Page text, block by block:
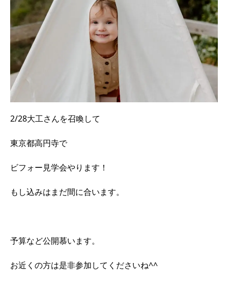
2/28大工さんを召喚して
東京都高円寺で
ビフォー見学会やります！
もし込みはまだ間に合います。
予算など公開慕います。
お近くの方は是非参加してくださいね^^